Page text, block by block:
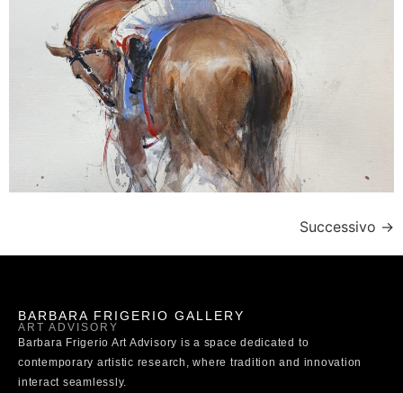
Successivo →
BARBARA FRIGERIO GALLERY
ART ADVISORY
Barbara Frigerio Art Advisory is a space dedicated to
contemporary artistic research, where tradition and innovation
interact seamlessly.